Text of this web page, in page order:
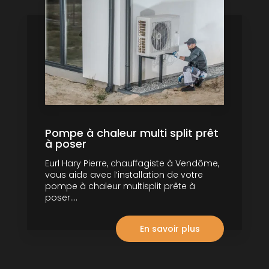
Pompe à chaleur multi split prêt
à poser
Eurl Hary Pierre, chauffagiste à Vendôme,
vous aide avec l’installation de votre
pompe à chaleur multisplit prête à
poser....
En savoir plus